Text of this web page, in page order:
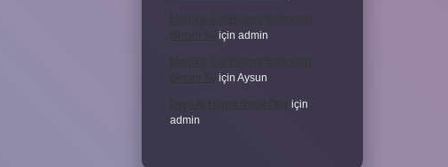
Medikal Cilt Bakımı Sivilceleri
Geçirir Mi için admin
Medikal Cilt Bakımı Sivilceleri
Geçirir Mi için Aysun
Doru At Hangi Renk Olur için
admin